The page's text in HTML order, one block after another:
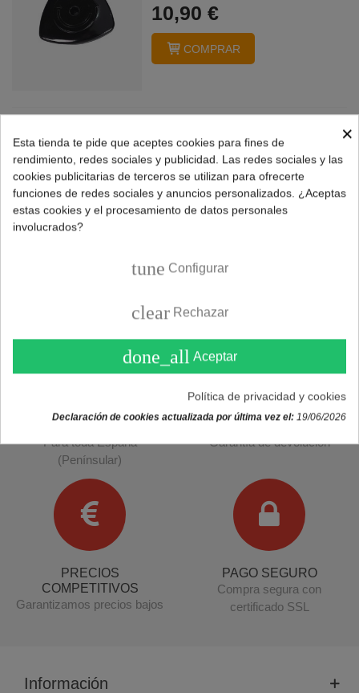
10,90 €
COMPRAR
Válvula seguridad olla
express MAGEFESA
STAR (09REMEVASST)
12,95 €
Para toda España
(Penínsular)
DEVOLUCIONES
Garantía de devolución
PRECIOS
COMPETITIVOS
Garantizamos precios bajos
PAGO SEGURO
Compra segura con
certificado SSL
Información
×
Esta tienda te pide que aceptes cookies para fines de
rendimiento, redes sociales y publicidad. Las redes sociales y las
cookies publicitarias de terceros se utilizan para ofrecerte
funciones de redes sociales y anuncios personalizados. ¿Aceptas
estas cookies y el procesamiento de datos personales
involucrados?
tune Configurar
clear Rechazar
done_all Aceptar
Política de privacidad y cookies
Declaración de cookies actualizada por última vez el: 19/06/2026